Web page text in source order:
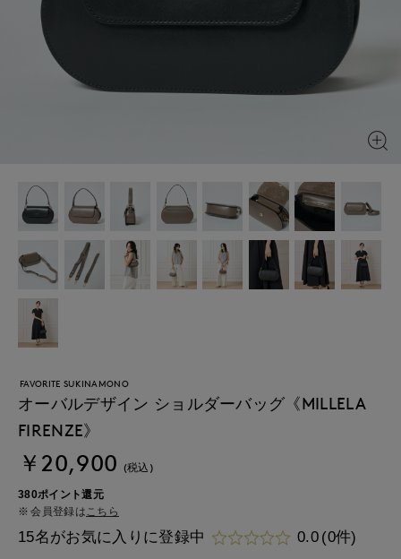
FAVORITE SUKINAMONO
オーバルデザイン ショルダーバッグ《MILLELA
FIRENZE》
￥20,900 (税込)
380ポイント還元
会員登録は こちら
15名がお気に入りに登録中 0.0 (0件)